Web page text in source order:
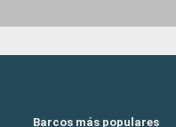
Barcos más populares